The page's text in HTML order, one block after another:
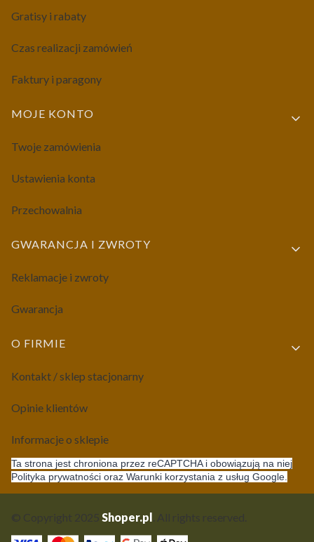
Gratisy i rabaty
Czas realizacji zamówień
Faktury i paragony
MOJE KONTO
Twoje zamówienia
Ustawienia konta
Przechowalnia
GWARANCJA I ZWROTY
Reklamacje i zwroty
Gwarancja
O FIRMIE
Kontakt / sklep stacjonarny
Opinie klientów
Informacje o sklepie
Ta strona jest chroniona przez reCAPTCHA i obowiązują na niej
Polityka prywatności oraz Warunki korzystania z usług Google.
Shoper.pl